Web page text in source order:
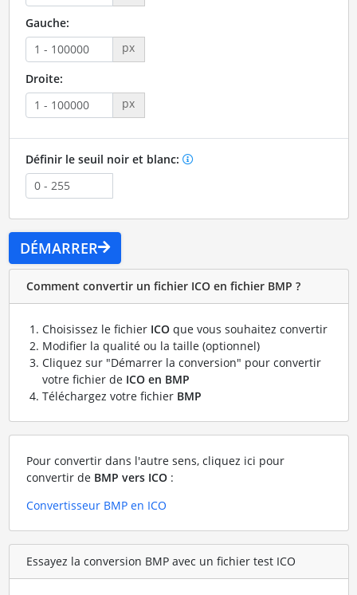
Gauche:
px
Droite:
px
Définir le seuil noir et blanc:
DÉMARRER
Comment convertir un fichier ICO en fichier BMP ?
Choisissez le fichier ICOque vous souhaitez convertir
Modifier la qualité ou la taille (optionnel)
Cliquez sur "Démarrer la conversion" pour convertir
votre fichier de ICO en BMP
Téléchargez votre fichier BMP
Pour convertir dans l'autre sens, cliquez ici pour
convertir de BMP vers ICO:
Convertisseur BMP en ICO
Essayez la conversion BMP avec un fichier test ICO